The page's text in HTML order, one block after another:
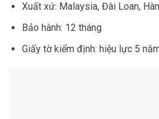
Xuất xứ: Malaysia, Đài Loan,
Bảo hành: 12 tháng
Giấy tờ kiểm định: hiệu lực 5